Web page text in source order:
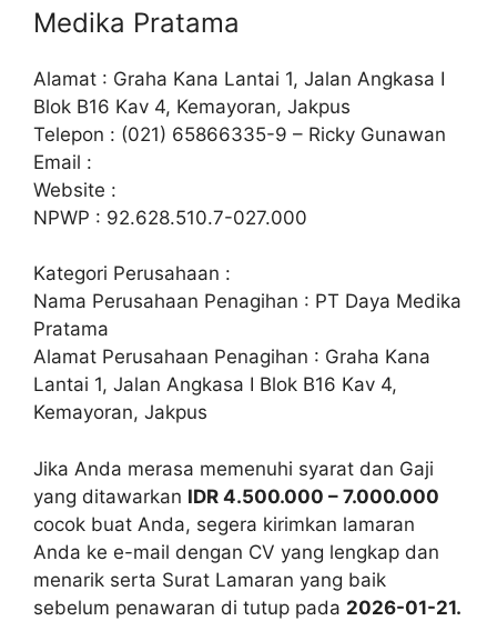
Medika Pratama
Alamat : Graha Kana Lantai 1, Jalan Angkasa I
Blok B16 Kav 4, Kemayoran, Jakpus
Telepon : (021) 65866335-9 – Ricky Gunawan
Email :
Website :
NPWP : 92.628.510.7-027.000
Kategori Perusahaan :
Nama Perusahaan Penagihan : PT Daya Medika
Pratama
Alamat Perusahaan Penagihan : Graha Kana
Lantai 1, Jalan Angkasa I Blok B16 Kav 4,
Kemayoran, Jakpus
Jika Anda merasa memenuhi syarat dan Gaji
yang ditawarkan IDR 4.500.000 – 7.000.000
cocok buat Anda, segera kirimkan lamaran
Anda ke e-mail dengan CV yang lengkap dan
menarik serta Surat Lamaran yang baik
sebelum penawaran di tutup pada 2026-01-21.